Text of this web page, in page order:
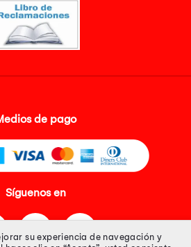
de pago
Síguenos en
su experiencia de navegación y